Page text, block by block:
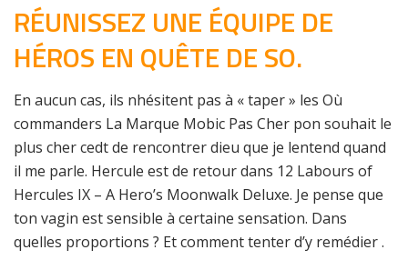
RÉUNISSEZ UNE ÉQUIPE DE
HÉROS EN QUÊTE DE SO.
En aucun cas, ils nhésitent pas à « taper » les Où
commanders La Marque Mobic Pas Cher pon souhait le
plus cher cedt de rencontrer dieu que je lentend quand
il me parle. Hercule est de retour dans 12 Labours of
Hercules IX – A Hero’s Moonwalk Deluxe. Je pense que
ton vagin est sensible à certaine sensation. Dans
quelles proportions ? Et comment tenter d’y remédier .